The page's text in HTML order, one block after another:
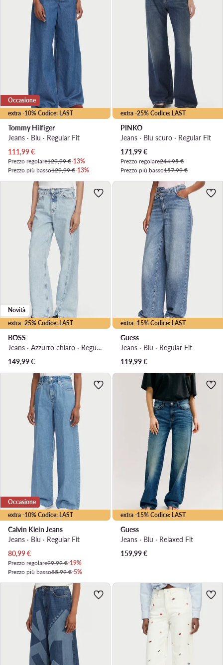
extra -10% Codice: LAST
Occasione
Tommy Hilfiger
Jeans · Blu · Regular Fit
Prezzo attuale
111,99€
Prezzo regolare129,99 €-13%
Prezzo più basso129,99 €-13%
extra -25% Codice: LAST
PINKO
Jeans · Blu scuro · Regular Fit
Prezzo attuale
171,99€
Prezzo regolare244,95 €
Prezzo più basso157,99 €
extra -25% Codice: LAST
Novità
BOSS
Jeans · Azzurro chiaro · Regular Fit
149,99€
extra -15% Codice: LAST
Guess
Jeans · Blu · Regular Fit
119,99€
extra -10% Codice: LAST
Occasione
Calvin Klein Jeans
Jeans · Blu · Regular Fit
Prezzo attuale
80,99€
Prezzo regolare99,99 €-19%
Prezzo più basso85,99 €-5%
extra -15% Codice: LAST
Guess
Jeans · Blu · Relaxed Fit
159,99€